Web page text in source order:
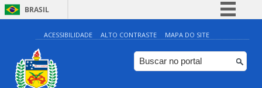
BRASIL
Simplifique!
Comunica BR
Participe
ACESSIBILIDADE ALTO CONTRASTE MAPA DO SITE